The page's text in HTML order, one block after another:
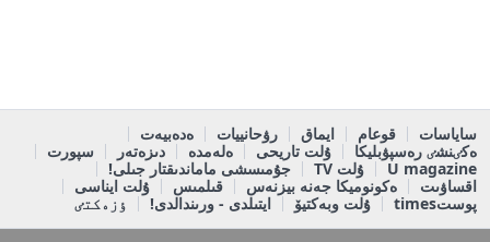
ساياسات قوعام ايماق رۋحانييات
ەدەبيەت
ەكٸنشٸ رەسپۋبليكا
ۇلت تاريحى ەلەمدە دىزەتەر
سپورت
U magazine
ۇلت TV
جۇمىسشى ماماندىقتار جىلى!
اقساۋىت
ەكونوميكا جەنە بيزنەس قىلمىس
ۇلت ايناسى
پوستtimes
ۇلت وبەكتيۆ ايتىلدى - ورىندالدى! ٶزەكتٸ